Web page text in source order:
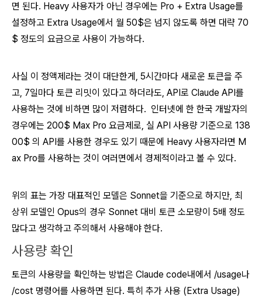
면 된다. Heavy 사용자가 아닌 경우에는 Pro + Extra Usage를
설정하고 Extra Usage에서 월 50$은 넘지 않도록 하면 대략 70
$ 정도의 요금으로 사용이 가능하다.
사실 이 정액제라는 것이 대단한게, 5시간마다 새로운 토큰을 주
고, 7일마다 토큰 리밋이 있다고 하더라도, API로 Claude API를
사용하는 것에 비하면 많이 저렴하다. 인터넷에 한 한국 개발자의
경우에는 200$ Max Pro 요금제로, 실 API 사용량 기준으로 138
00$ 의 API를 사용한 경우도 있기 때문에 Heavy 사용자라면 M
ax Pro를 사용하는 것이 여러면에서 경제적이라고 볼 수 있다.
위의 표는 가장 대표적인 모델은 Sonnet을 기준으로 하지만, 최
상위 모델인 Opus의 경우 Sonnet 대비 토큰 소모량이 5배 정도
많다고 생각하고 주의해서 사용해야 한다.
사용량 확인
토큰의 사용량을 확인하는 방법은 Claude code내에서 /usage나
/cost 명령어를 사용하면 된다. 특히 추가 사용 (Extra Usage)